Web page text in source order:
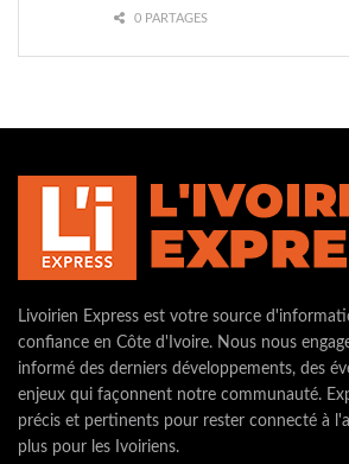
0 PARTAGES
Livoirien Express est votre source
confiance en Côte d'Ivoire. Nous nous
informé des derniers développements, des
enjeux qui façonnent notre communauté.
précis et pertinents pour rester connecté à
plus pour les Ivoiriens.